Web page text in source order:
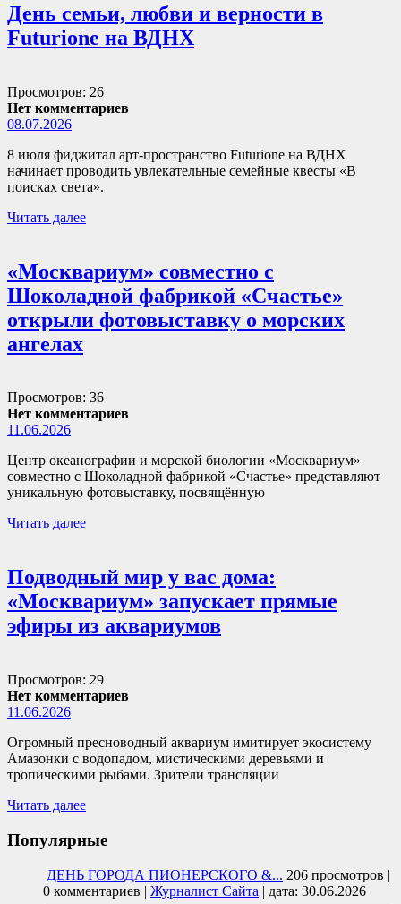
День семьи, любви и верности в
Futurione на ВДНХ
Просмотров: 26
Нет комментариев
08.07.2026
8 июля фиджитал арт-пространство Futurione на ВДНХ
начинает проводить увлекательные семейные квесты «В
поисках света».
Читать далее
«Москвариум» совместно с
Шоколадной фабрикой «Счастье»
открыли фотовыставку о морских
ангелах
Просмотров: 36
Нет комментариев
11.06.2026
Центр океанографии и морской биологии «Москвариум»
совместно с Шоколадной фабрикой «Счастье» представляют
уникальную фотовыставку, посвящённую
Читать далее
Подводный мир у вас дома:
«Москвариум» запускает прямые
эфиры из аквариумов
Просмотров: 29
Нет комментариев
11.06.2026
Огромный пресноводный аквариум имитирует экосистему
Амазонки с водопадом, мистическими деревьями и
тропическими рыбами. Зрители трансляции
Читать далее
Популярные
ДЕНЬ ГОРОДА ПИОНЕРСКОГО &... 206 просмотров |
0 комментариев | Журналист Сайта | дата: 30.06.2026